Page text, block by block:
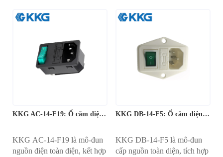
KKG AC-14-F19: Ổ cắm điện tích hợp có công tắc và cầu chì
KKG AC-14-F19 là mô-đun
nguồn điện toàn diện, kết hợp
KKG DB-14-F5: Ổ cắm điện đa năng có cầu chì và công tắc
KKG DB-14-F5 là mô-đun
cấp nguồn toàn diện, tích hợp